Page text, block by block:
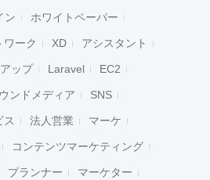
ン ホワイトペーパー
ワーク XD アシスタント
ップ Laravel EC2
ンドメディア SNS
ス 法人営業 マーケ
コンテンツマーケティング
プランナー マーケター